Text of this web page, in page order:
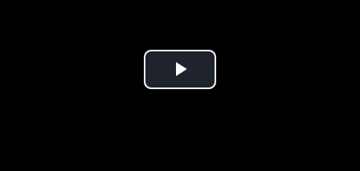
Play Video